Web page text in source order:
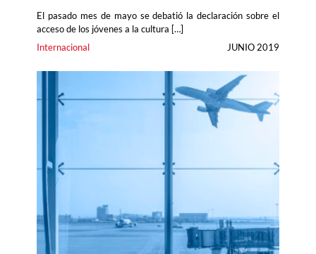
El pasado mes de mayo se debatió la declaración sobre el
acceso de los jóvenes a la cultura […]
Internacional
JUNIO 2019